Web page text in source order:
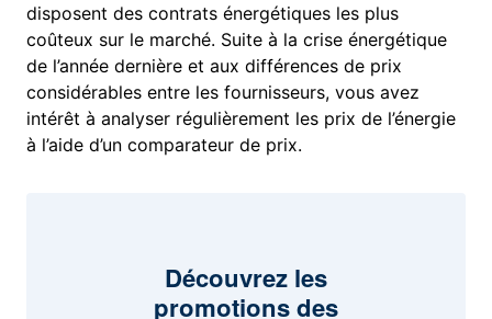
disposent des contrats énergétiques les plus
coûteux sur le marché. Suite à la crise énergétique
de l’année dernière et aux différences de prix
considérables entre les fournisseurs, vous avez
intérêt à analyser régulièrement les prix de l’énergie
à l’aide d’un comparateur de prix.
Découvrez les
promotions des